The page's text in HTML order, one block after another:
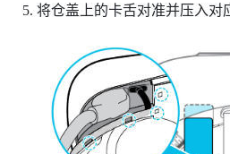
将仓盖上的卡舌对准并压入对